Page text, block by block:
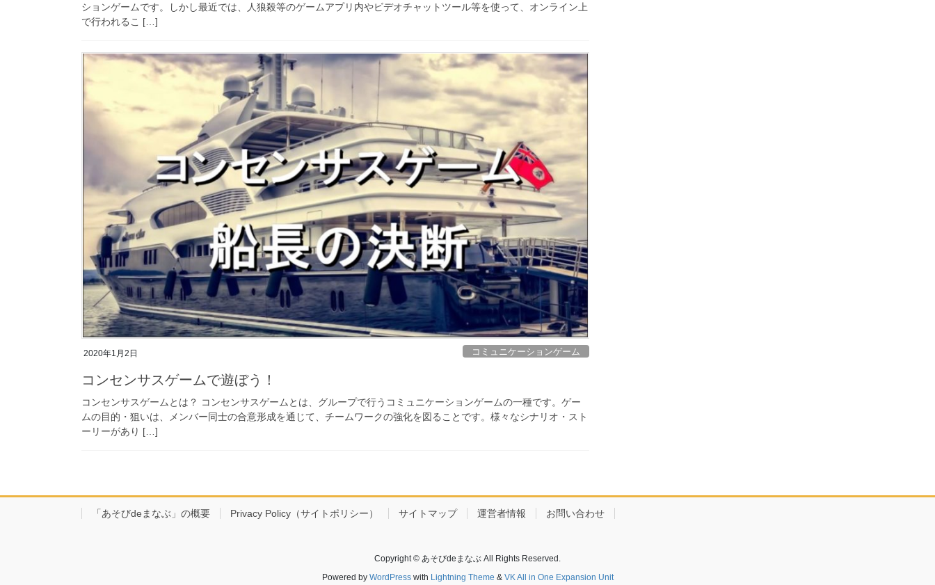
ションゲームです。しかし最近では、人狼殺等のゲームアプリ内やビデオチャットツール等を使って、オンライン上
で行われるこ […]
2020年1月2日 コミュニケーションゲーム
コンセンサスゲームで遊ぼう！
コンセンサスゲームとは？ コンセンサスゲームとは、グループで行うコミュニケーションゲームの一種です。ゲー
ムの目的・狙いは、メンバー同士の合意形成を通じて、チームワークの強化を図ることです。様々なシナリオ・スト
ーリーがあり […]
「あそびdeまなぶ」の概要 Privacy Policy（サイトポリシー） サイトマップ 運営者情報 お問い合わせ
Copyright © あそびdeまなぶ All Rights Reserved.
Powered by WordPresswith Lightning Theme & VK All in One Expansion Unit